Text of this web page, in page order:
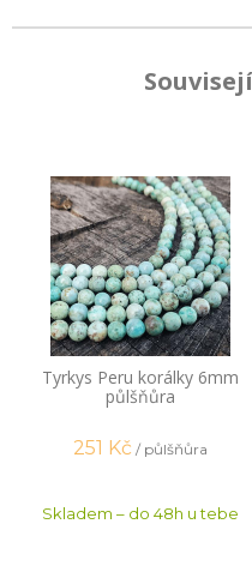
Tyrkys Peru korálky 6mm
půlšňůra
251 Kč / půlšňůra
Skladem – do 48h u tebe